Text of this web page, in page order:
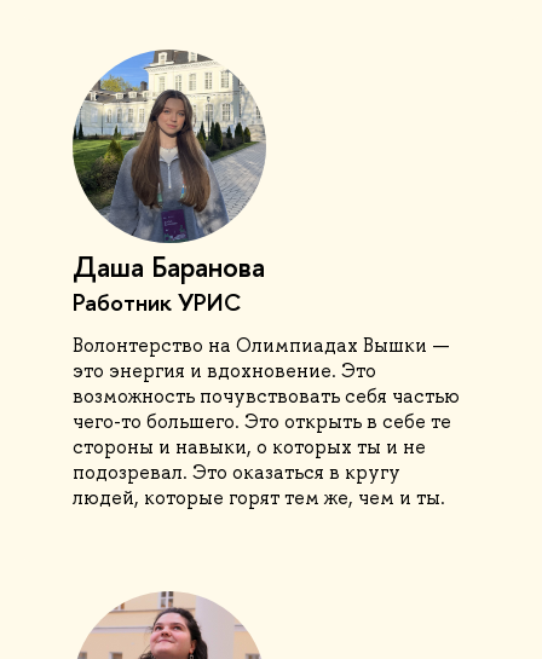
Даша Баранова
Работник УРИС
Волонтерство на Олимпиадах Вышки —
это энергия и вдохновение. Это
возможность почувствовать себя частью
чего-то большего. Это открыть в себе те
стороны и навыки, о которых ты и не
подозревал. Это оказаться в кругу
людей, которые горят тем же, чем и ты.